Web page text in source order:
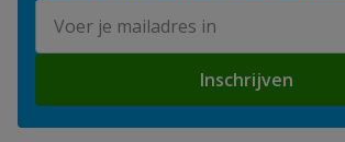
Inschrijven